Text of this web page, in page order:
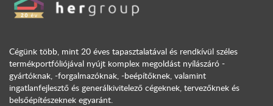
Cégünk több, mint 20 éves tapasztalatával és rendkívül széles
termékportfóliójával nyújt komplex megoldást nyílászáró -
gyártóknak, -forgalmazóknak, -beépítőknek, valamint
ingatlanfejlesztő és generálkivitelező cégeknek, tervezőknek és
belsőépítészeknek egyaránt.